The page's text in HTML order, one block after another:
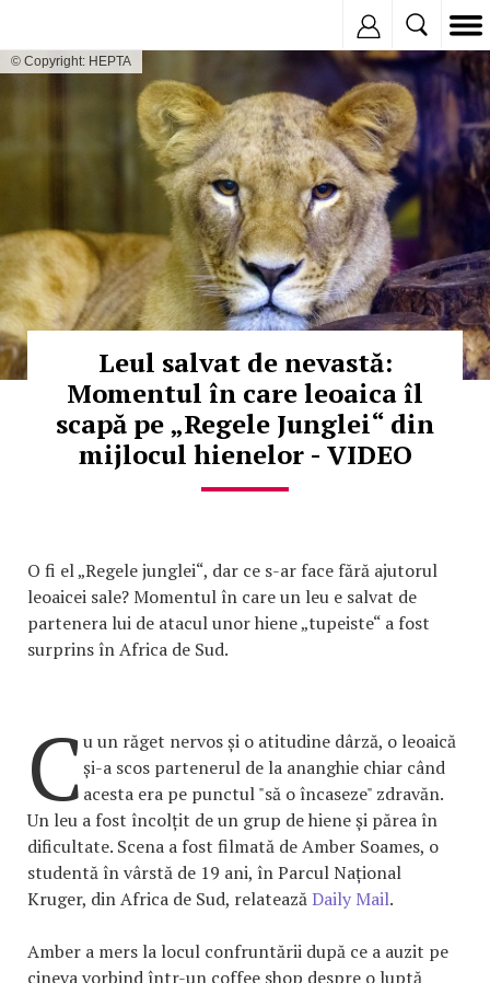
© Copyright: HEPTA
Leul salvat de nevastă:
Momentul în care leoaica îl
scapă pe „Regele Junglei“ din
mijlocul hienelor - VIDEO
O fi el „Regele junglei“, dar ce s-ar face fără ajutorul
leoaicei sale? Momentul în care un leu e salvat de
partenera lui de atacul unor hiene „tupeiste“ a fost
surprins în Africa de Sud.
Cu un răget nervos și o atitudine dârză, o leoaică
și-a scos partenerul de la ananghie chiar când
acesta era pe punctul "să o încaseze" zdravăn.
Un leu a fost încolțit de un grup de hiene și părea în
dificultate. Scena a fost filmată de Amber Soames, o
studentă în vârstă de 19 ani, în Parcul Național
Kruger, din Africa de Sud, relateazăDaily Mail.
Amber a mers la locul confruntării după ce a auzit pe
cineva vorbind într-un coffee shop despre o luptă